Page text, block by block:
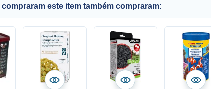
este item também compraram: